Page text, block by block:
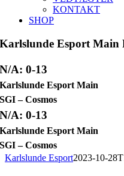
KONTAKT
SHOP
Karlslunde Esport Main
N/A: 0-13
Karlslunde Esport Main
SGI – Cosmos
N/A: 0-13
Karlslunde Esport Main
SGI – Cosmos
Karlslunde Esport2023-10-